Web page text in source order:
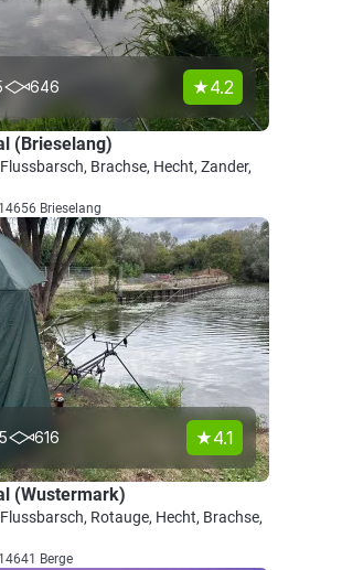
646 4.2
(Brieselang)
Brachse, Hecht, Zander,
Brieselang
616 4.1
(Wustermark)
Rotauge, Hecht, Brachse,
Berge